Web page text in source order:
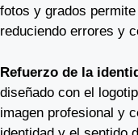
fotos y grados
reduciendo errores y
Refuerzo de la
diseñado con el
imagen profesional y